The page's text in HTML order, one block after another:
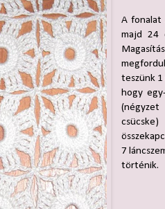
A fonalat
majd 24
teszünk 1
hogy
7
történik.